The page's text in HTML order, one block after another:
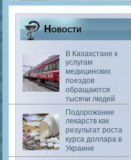
Новости
В Казахстане к
услугам
медицинских
поездов
обращаются
тысячи людей
Подорожание
лекарств как
результат роста
курса доллара в
Украине